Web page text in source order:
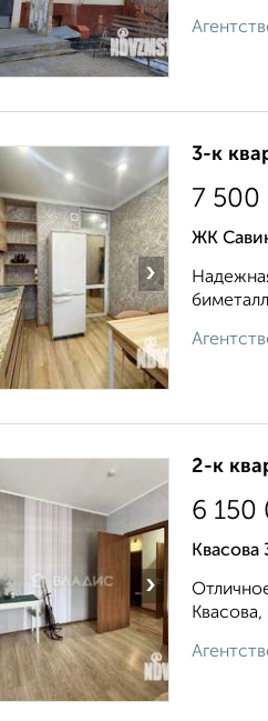
›
3-к
7 500
ЖК
›
2-к
6 150
Квасова